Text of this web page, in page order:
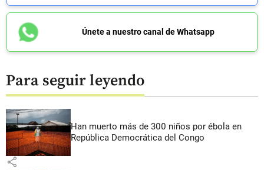
Únete a nuestro canal de Whatsapp
Para seguir leyendo
Han muerto más de 300 niños por ébola en
República Democrática del Congo
share